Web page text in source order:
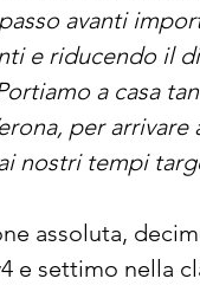
avanti
e riducendo il
a casa
per
nostri tempi
assoluta,
e settimo nella